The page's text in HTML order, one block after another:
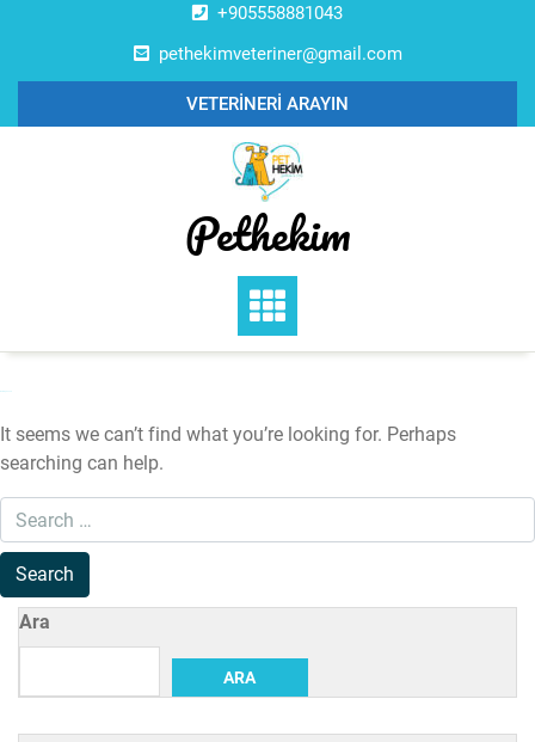
+905558881043
pethekimveteriner@gmail.com
VETERİNERİ ARAYIN
Pethekim
It seems we can’t find what you’re looking for. Perhaps
searching can help.
Ara
ARA